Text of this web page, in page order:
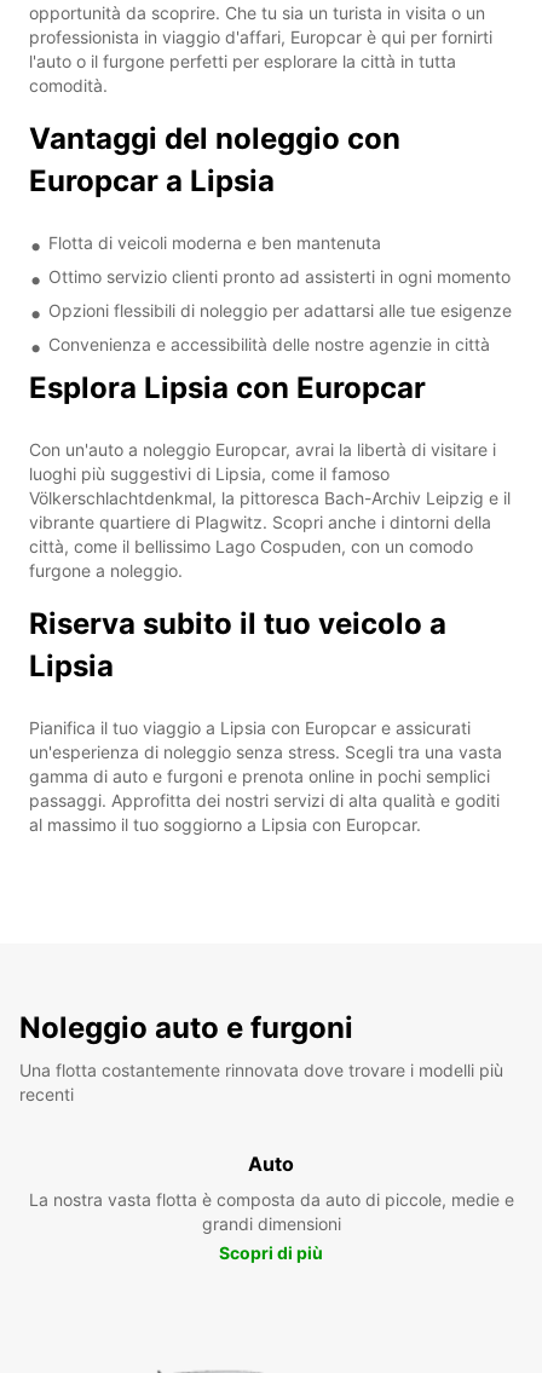
opportunità da scoprire. Che tu sia un turista in visita o un
professionista in viaggio d'affari, Europcar è qui per fornirti
l'auto o il furgone perfetti per esplorare la città in tutta
comodità.
Vantaggi del noleggio con
Europcar a Lipsia
Flotta di veicoli moderna e ben mantenuta
Ottimo servizio clienti pronto ad assisterti in ogni momento
Opzioni flessibili di noleggio per adattarsi alle tue esigenze
Convenienza e accessibilità delle nostre agenzie in città
Esplora Lipsia con Europcar
Con un'auto a noleggio Europcar, avrai la libertà di visitare i
luoghi più suggestivi di Lipsia, come il famoso
Völkerschlachtdenkmal, la pittoresca Bach-Archiv Leipzig e il
vibrante quartiere di Plagwitz. Scopri anche i dintorni della
città, come il bellissimo Lago Cospuden, con un comodo
furgone a noleggio.
Riserva subito il tuo veicolo a
Lipsia
Pianifica il tuo viaggio a Lipsia con Europcar e assicurati
un'esperienza di noleggio senza stress. Scegli tra una vasta
gamma di auto e furgoni e prenota online in pochi semplici
passaggi. Approfitta dei nostri servizi di alta qualità e goditi
al massimo il tuo soggiorno a Lipsia con Europcar.
Noleggio auto e furgoni
Una flotta costantemente rinnovata dove trovare i modelli più
recenti
Auto
La nostra vasta flotta è composta da auto di piccole, medie e
grandi dimensioni
Scopri di più